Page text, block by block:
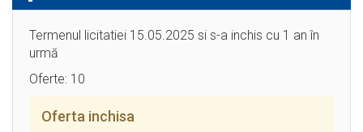
Termenul licitatiei 15.05.2025 si s-a inchis cu 1 an în
urmă
Oferte: 10
Oferta inchisa